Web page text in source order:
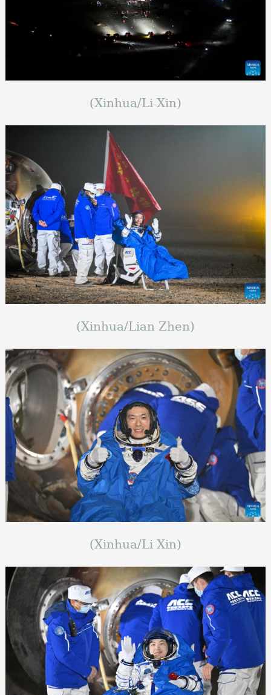
(Xinhua/Li Xin)
(Xinhua/Lian Zhen)
(Xinhua/Li Xin)